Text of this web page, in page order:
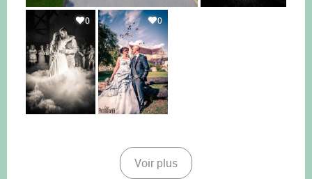
0 0
Voir plus